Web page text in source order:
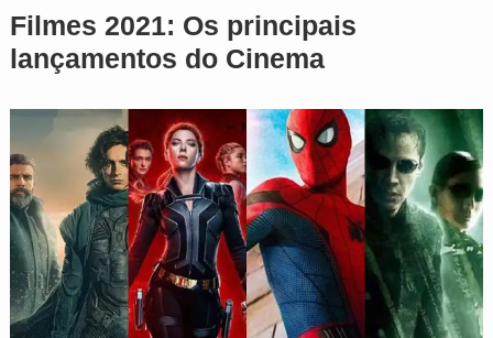
Filmes 2021: Os principais
lançamentos do Cinema